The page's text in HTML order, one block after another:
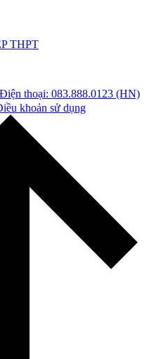
THPT
Điện thoại: 083.888.0123 (HN)
khoản sử dụng